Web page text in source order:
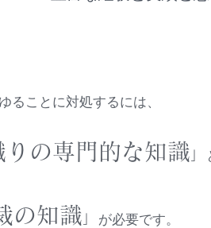
ることに対処するには、
りの専門的な知識 」
の知識 」 が必要です。